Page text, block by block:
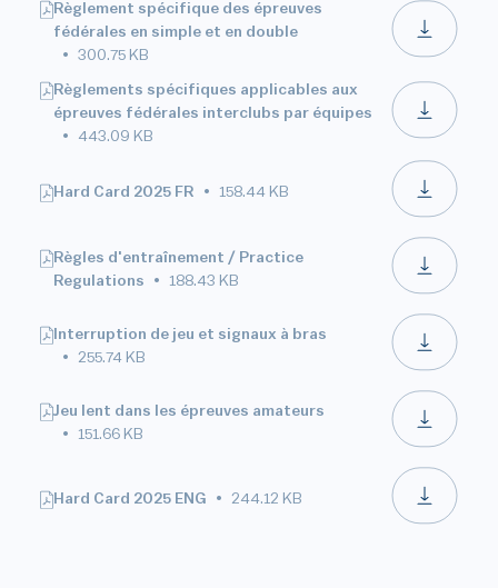
Règlement spécifique des épreuves
fédérales en simple et en double
300.75 KB
Règlements spécifiques applicables aux
épreuves fédérales interclubs par équipes
443.09 KB
Hard Card 2025 FR 158.44 KB
Règles d'entraînement / Practice
Regulations
188.43 KB
Interruption de jeu et signaux à bras
255.74 KB
Jeu lent dans les épreuves amateurs
151.66 KB
Hard Card 2025 ENG 244.12 KB